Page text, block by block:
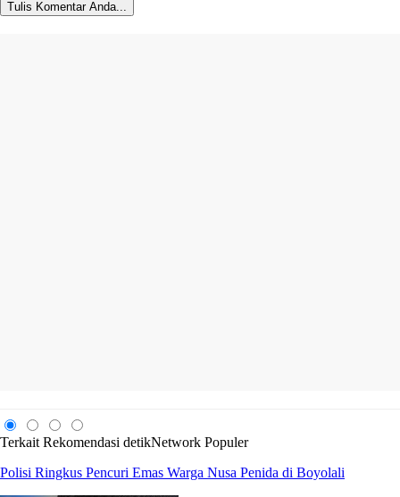
Tulis Komentar Anda...
Terkait Rekomendasi detikNetwork Populer
Polisi Ringkus Pencuri Emas Warga Nusa Penida di Boyolali